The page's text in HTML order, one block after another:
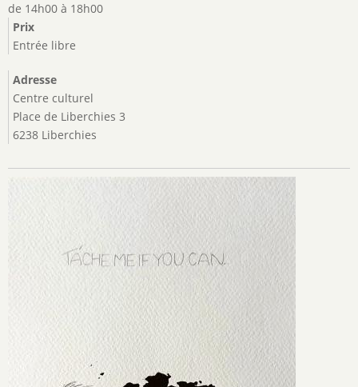
de 14h00 à 18h00
Prix
Entrée libre
Adresse
Centre culturel
Place de Liberchies 3
6238 Liberchies
Image